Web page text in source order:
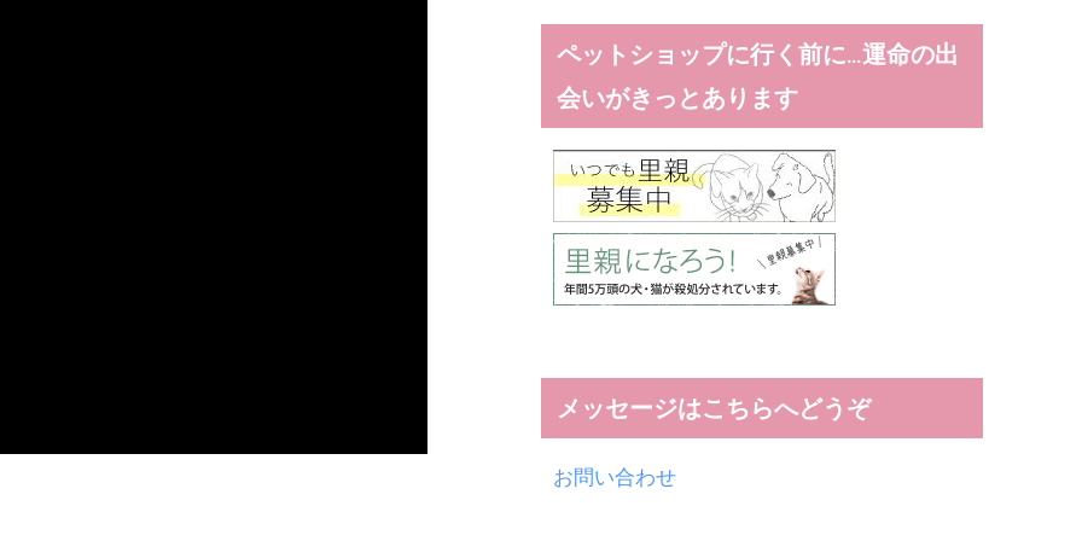
ペットショップに行く前に…運命の出
会いがきっとあります
メッセージはこちらへどうぞ
お問い合わせ